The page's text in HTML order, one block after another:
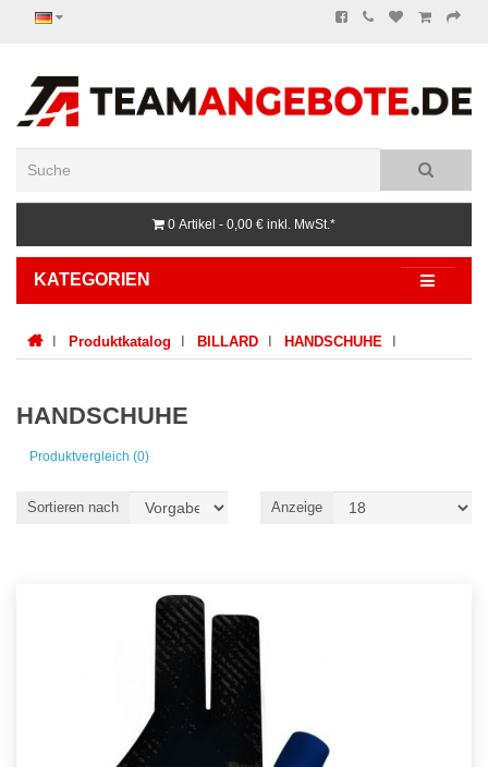
0 Artikel - 0,00 € inkl. MwSt.*
KATEGORIEN
Produktkatalog BILLARD HANDSCHUHE
HANDSCHUHE
Produktvergleich (0)
Sortieren nach Anzeige